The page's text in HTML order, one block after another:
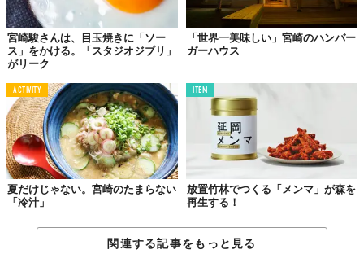
宮崎駿さんは、目玉焼きに「ソー
ス」をかける。「スタジオジブリ」
がリーク
「世界一美味しい」宮崎のハンバー
ガーハウス
ACTIVITY
夏だけじゃない。宮崎のたまらない
「冷汁」
ITEM
放置竹林でつくる「メンマ」が森を
再生する！
関連する記事をもっと見る